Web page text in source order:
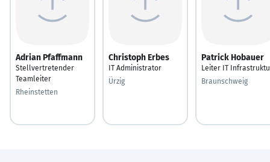
Adrian Pfaffmann
Stellvertretender
Teamleiter
Rheinstetten
Christoph Erbes
IT Administrator
Ürzig
Patrick Hobauer
Leiter IT
Braunschweig